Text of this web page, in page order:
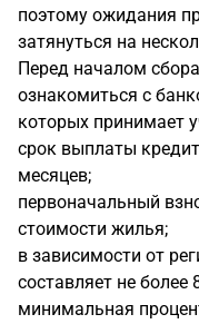
поэтому ожидания
затянуться на
Перед началом
ознакомиться с
которых принимает
срок выплаты
месяцев;
первоначальный
стоимости жилья;
в зависимости от
составляет не
минимальная